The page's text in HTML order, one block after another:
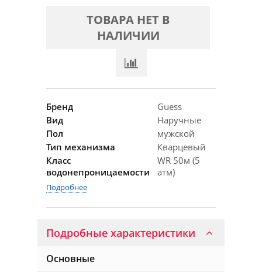
ТОВАРА НЕТ В
НАЛИЧИИ
Бренд
Guess
Вид
Наручные
Пол
мужской
Тип механизма
Кварцевый
Класс
водонепроницаемости
WR 50м (5
атм)
Подробнее
Подробные характеристики
Основные